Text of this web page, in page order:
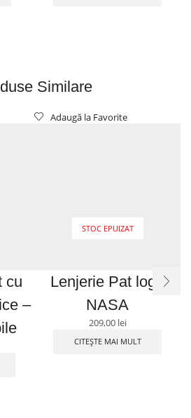
Similare
cu
–
Adaugă la Favorite
STOC EPUIZAT
Lenjerie Pat logo
NASA
209,00 lei
CITEȘTE MAI MULT